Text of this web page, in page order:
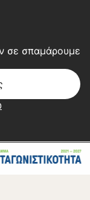
σε σπαμάρουμε
by